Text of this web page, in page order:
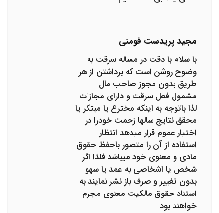
مجید پریدست فومنی
با سلام با دقت در مساله سرقت به
وضوح روشن است که برداشتن از هر
طریق بدون مجوز صاحب مال
مشمول فعل سرقت و دارای مجازات
لذا باتوجه به اینکه مخترع یا مبتکر یا
محقق نتایج سالها زحمت خودرا در
اختیار عموم قرار میدهد انتظار
استفاده از آن را متصور باحفظ حقوق
مادی و معنوی خود میباشد فلذا اگر
شخص یا اشخاصی به عمد یا سهو
بدون تغییر و صرف باز نشر نمایند به
استناد حقوق مالکیت معنوی مجرم
خواهند بود